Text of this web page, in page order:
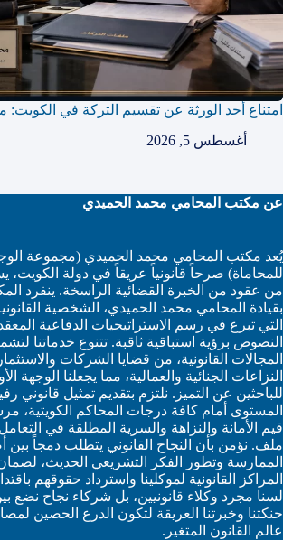
امتناع أحد الورثة عن تقسيم التركة في الكويت:
أغسطس 5, 2026
عن مكتب المحامي محمد الحميدي
يُعد مكتب المحامي محمد الحميدي (مجموعة
للمحاماة) صرحاً قانونياً عريقاً في دولة الكويت،
من عقود من الخبرة القضائية الراسخة. ينفرد
بقيادة المحامي محمد الحميدي، الشخصية
التي تبرع في رسم الاستراتيجيات الدفاعية
النصوص برؤية استباقية ثاقبة. تتنوع خدماتنا
المجالات القانونية، من قضايا الشركات
النزاعات الجنائية والعمالية، مما يجعلنا الوجهة
للباحثين عن التميز. نلتزم بتقديم تمثيل قانوني
المستوى أمام كافة درجات المحاكم الكويتية،
قيم الأمانة والنزاهة والسرية المطلقة في
ملف. نؤمن بأن النجاح القانوني يتطلب دمجاً بين
الممارسة وتطور الفكر التشريعي الحديث،
المراكز القانونية لموكلينا واسترداد حقوقهم
لسنا مجرد وكلاء قانونيين، بل شركاء نجاح نضع
حنكتنا وخبرتنا العريقة لتكون الدرع الحصين
عالم القانون المتغير.